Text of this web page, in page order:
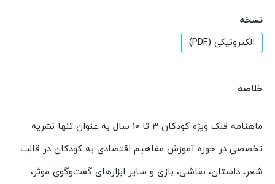
نسخه
الکترونیکی (PDF)
خلاصه
ماهنامه قلک ویژه کودکان 3 تا 10 سال به عنوان تنها نشریه
تخصصی در حوزه آموزش مفاهیم اقتصادی به کودکان در قالب
شعر، داستان، نقاشی، بازی و سایر ابزارهای گفت‌وگوی موثر،